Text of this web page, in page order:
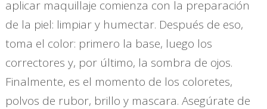
aplicar maquillaje comienza con la preparación
de la piel: limpiar y humectar. Después de eso,
toma el color: primero la base, luego los
correctores y, por último, la sombra de ojos.
Finalmente, es el momento de los coloretes,
polvos de rubor, brillo y mascara. Asegúrate de